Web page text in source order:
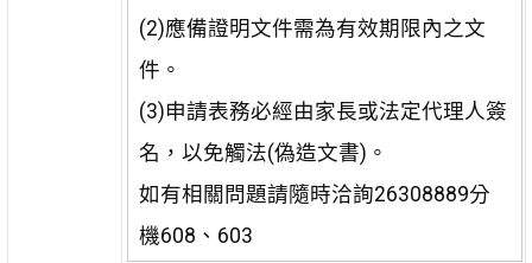
(2)應備證明文件需為有效期限內之文
件。
(3)申請表務必經由家長或法定代理人簽
名，以免觸法(偽造文書)。
如有相關問題請隨時洽詢26308889分
機608、603